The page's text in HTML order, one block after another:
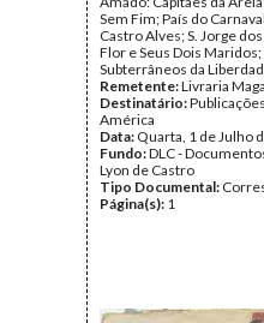
Sem Fim; País do
Castro Alves; S. Jorge
Flor e Seus Dois
Subterrâneos da
Remetente:Livraria
Destinatário:
América
Data: Quarta, 1 de Julho
Fundo:DLC -
Lyon de Castro
Tipo Documental:
Página(s): 1